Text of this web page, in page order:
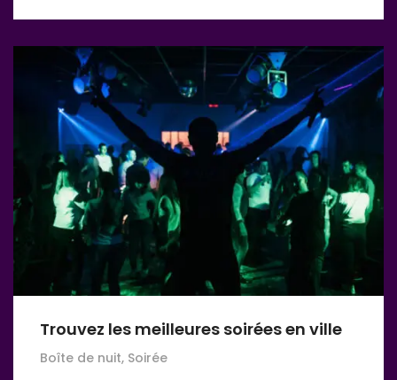
Trouvez les meilleures soirées en ville
Boîte de nuit, Soirée